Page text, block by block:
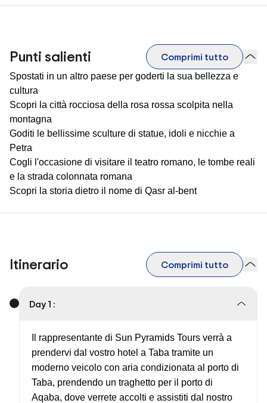
Punti salienti Comprimi tutto
Spostati in un altro paese per goderti la sua bellezza e
cultura
Scopri la città rocciosa della rosa rossa scolpita nella
montagna
Goditi le bellissime sculture di statue, idoli e nicchie a
Petra
Cogli l'occasione di visitare il teatro romano, le tombe reali
e la strada colonnata romana
Scopri la storia dietro il nome di Qasr al-bent
Itinerario Comprimi tutto
Day 1 :
Il rappresentante di Sun Pyramids Tours verrà a
prendervi dal vostro hotel a Taba tramite un
moderno veicolo con aria condizionata al porto di
Taba, prendendo un traghetto per il porto di
Aqaba, dove verrete accolti e assistiti dal nostro